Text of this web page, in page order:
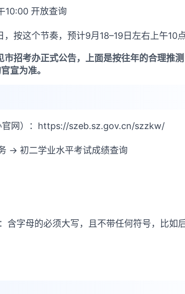
10:00 开放查询
按这个节奏，预计9月18–19日左右上午10
招考办正式公告，上面是按往年的合理推
宣为准。
官网）：https://szeb.sz.gov.cn/szzkw/
→ 初二学业水平考试成绩查询
含字母的必须大写，且不带任何符号，比如